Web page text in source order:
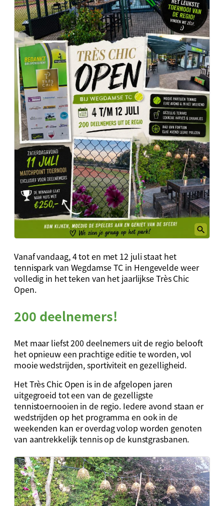
Vanaf vandaag, 4 tot en met 12 juli staat het
tennispark van Wegdamse TC in Hengevelde weer
volledig in het teken van het jaarlijkse Très Chic
Open.
200 deelnemers!
Met maar liefst 200 deelnemers uit de regio belooft
het opnieuw een prachtige editie te worden, vol
mooie wedstrijden, sportiviteit en gezelligheid.
Het Très Chic Open is in de afgelopen jaren
uitgegroeid tot een van de gezelligste
tennistoernooien in de regio. Iedere avond staan er
wedstrijden op het programma en ook in de
weekenden kan er overdag volop worden genoten
van aantrekkelijk tennis op de kunstgrasbanen.